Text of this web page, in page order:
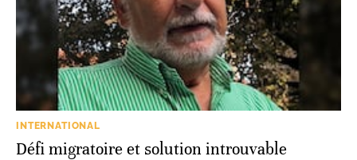
INTERNATIONAL
Défi migratoire et solution introuvable